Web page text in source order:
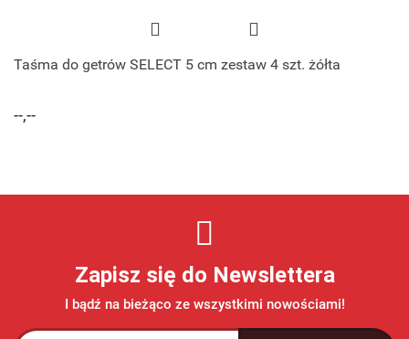
Taśma do getrów SELECT 5 cm zestaw 4 szt. żółta
--,--
Zapisz się do Newslettera
I bądź na bieżąco ze wszystkimi nowościami!